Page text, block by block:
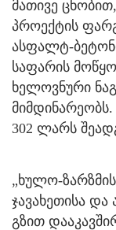
მათივე
პროექტის
ასფალტ-
საფარის
ხელოვნური
მიმდინარეობს.
302 ლარს
„ხულო-
ჯავახეთისა
გზით